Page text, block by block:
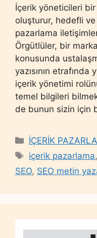
İçerik yöneticileri
oluşturur, hedefli
pazarlama
Örgütlüler, bir
konusunda
yazısının etrafında
içerik yönetimi
temel bilgileri
de bunun sizin için
Categories
İÇERİK
Tags
içerik pazarlama,
SEO, SEO metin